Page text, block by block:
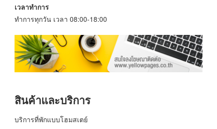
เวลาทำการ
ทำการทุกวัน เวลา 08:00-18:00
สินค้าและบริการ
บริการที่พักแบบโฮมสเตย์